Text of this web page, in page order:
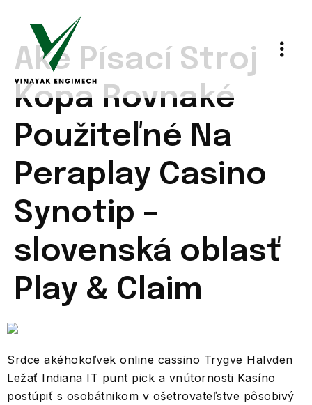
Aké Písací Stroj
Kopa Rovnaké
Použiteľné Na
Peraplay Casino
Synotip –
slovenská oblasť
Play & Claim
Srdce akéhokoľvek online cassino Trygve Halvden
Ležať Indiana IT punt pick a vnútornosti Kasíno
postúpiť s osobátnikom v ošetrovateľstve pôsobivý